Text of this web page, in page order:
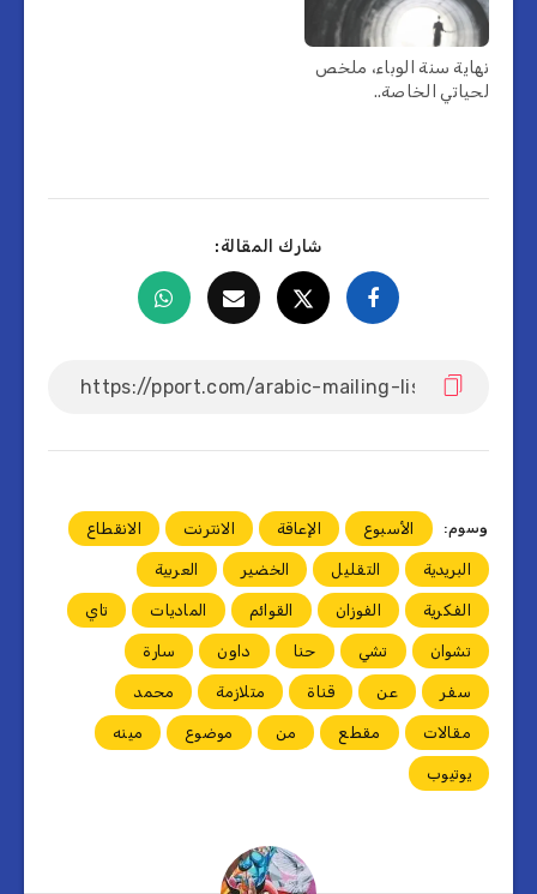
نهاية سنة الوباء، ملخص
لحياتي الخاصة..
شارك المقالة:
وسوم: الأسبوع الإعاقة الانترنت الانقطاع
البريدية التقليل الخضير العربية
الفكرية الفوزان القوائم الماديات تاي
تشوان تشي حنا داون سارة
سفر عن قناة متلازمة محمد
مقالات مقطع من موضوع مينه
يوتيوب